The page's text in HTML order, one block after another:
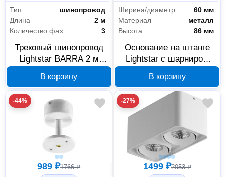
Тип
шинопровод
Длина
2 м
Количество фаз
3
Трековый шинопровод
Lightstar BARRA 2 м
В корзину
Ширина/диаметр
60 мм
Материал
металл
Высота
86 мм
Основание на штанге
Lightstar с шарниром
В корзину
-44%
989 ₽1766 ₽
-27%
1499 ₽2053 ₽